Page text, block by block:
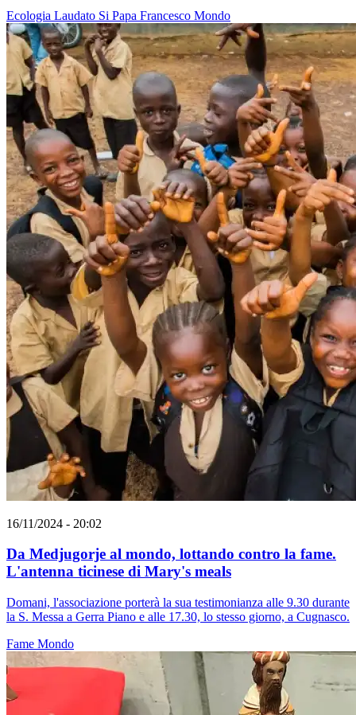
Ecologia Laudato Si Papa Francesco Mondo
16/11/2024 - 20:02
Da Medjugorje al mondo, lottando contro la fame.
L'antenna ticinese di Mary's meals
Domani, l'associazione porterà la sua testimonianza alle 9.30 durante
la S. Messa a Gerra Piano e alle 17.30, lo stesso giorno, a Cugnasco.
Fame Mondo